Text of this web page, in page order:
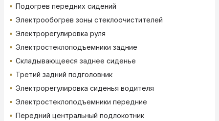
Подогрев передних сидений
Электрообогрев зоны стеклоочистителей
Электрорегулировка руля
Электростеклоподъемники задние
Складывающееся заднее сиденье
Третий задний подголовник
Электрорегулировка сиденья водителя
Электростеклоподъемники передние
Передний центральный подлокотник